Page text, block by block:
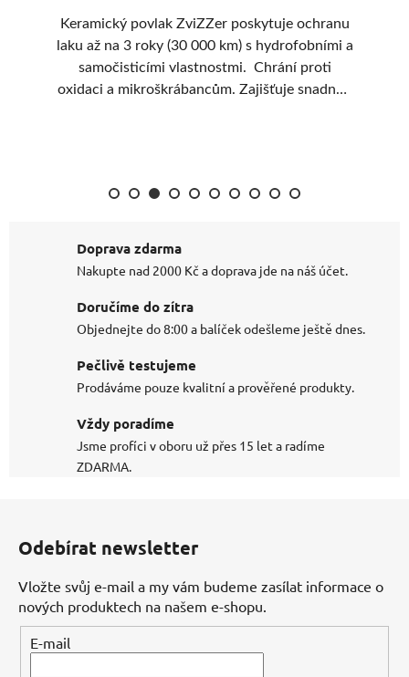
Keramický povlak ZviZZer poskytuje ochranu
laku až na 3 roky (30 000 km) s hydrofobními a
samočisticími vlastnostmi. Chrání proti
oxidaci a mikroškrábancům. Zajišťuje snadnou
Doprava zdarma
Nakupte nad 2000 Kč a doprava jde na náš účet.
Doručíme do zítra
Objednejte do 8:00 a balíček odešleme ještě dnes.
Pečlivě testujeme
Prodáváme pouze kvalitní a prověřené produkty.
Vždy poradíme
Jsme profíci v oboru už přes 15 let a radíme
ZDARMA.
Odebírat newsletter
Vložte svůj e-mail a my vám budeme zasílat informace o
nových produktech na našem e-shopu.
E-mail